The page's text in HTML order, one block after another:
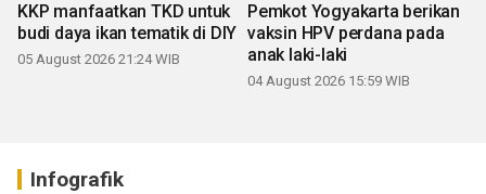
KKP manfaatkan TKD untuk
budi daya ikan tematik di DIY
05 August 2026 21:24 WIB
Pemkot Yogyakarta berikan
vaksin HPV perdana pada
anak laki-laki
04 August 2026 15:59 WIB
Infografik